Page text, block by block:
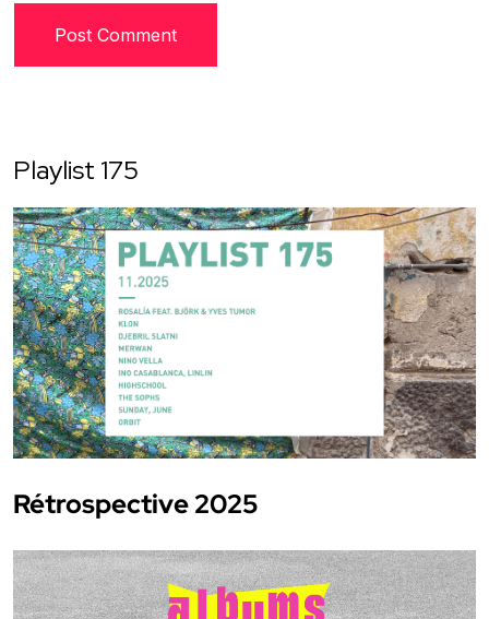
Playlist 175
Rétrospective 2025